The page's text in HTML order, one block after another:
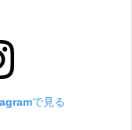
で見る